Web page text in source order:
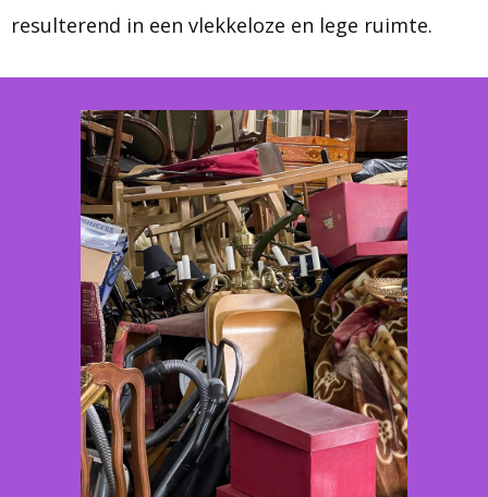
resulterend in een vlekkeloze en lege ruimte.